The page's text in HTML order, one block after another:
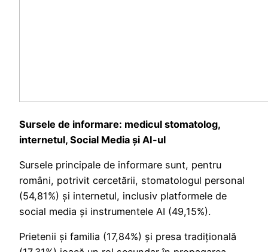
Sursele de informare: medicul stomatolog,
internetul, Social Media și AI-ul
Sursele principale de informare sunt, pentru
români, potrivit cercetării, stomatologul personal
(54,81%) și internetul, inclusiv platformele de
social media și instrumentele AI (49,15%).
Prietenii și familia (17,84%) și presa tradițională